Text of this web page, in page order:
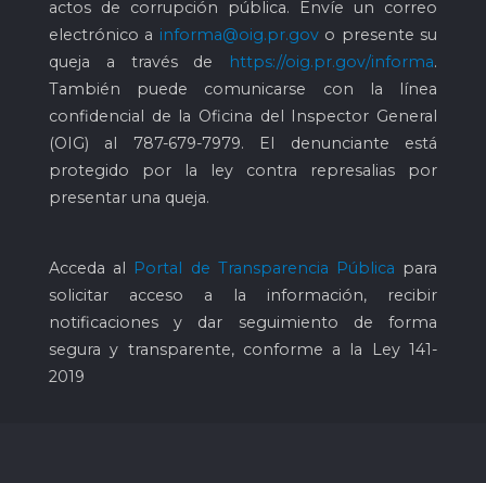
actos de corrupción pública. Envíe un correo
electrónico a informa@oig.pr.govo presente su
queja a través de
https://oig.pr.gov/informa.
También puede comunicarse con la línea
confidencial de la Oficina del Inspector General
(OIG) al 787-679-7979. El denunciante está
protegido por la ley contra represalias por
presentar una queja.
Acceda al Portal de Transparencia Pública para
solicitar acceso a la información, recibir
notificaciones y dar seguimiento de forma
segura y transparente, conforme a la Ley 141-
2019